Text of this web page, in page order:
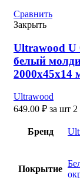
Сравнить
Закрыть
Ultrawood U
белый
2000x45x14
Ultrawood
649.00 ₽ за шт
Бренд
Покрытие